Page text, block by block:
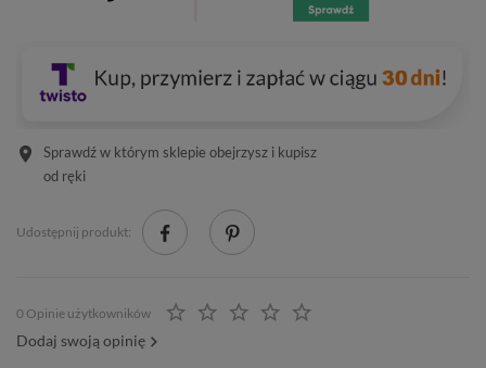
Sprawdź w którym sklepie obejrzysz i kupisz
od ręki
Udostępnij produkt:
0 Opinie użytkowników
Dodaj swoją opinię